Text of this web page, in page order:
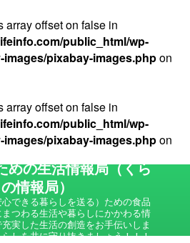
array offset on false in
public_html/wp-
pixabay-images.phpon
array offset on false in
public_html/wp-
pixabay-images.phpon
めの生活情報局（くら
情報局）
できる暮らしを送る）ための食品
つわる生活や暮らしにかかわる情
実した生活の創造をお手伝いしま
しを共に守り抜きましょう！！！